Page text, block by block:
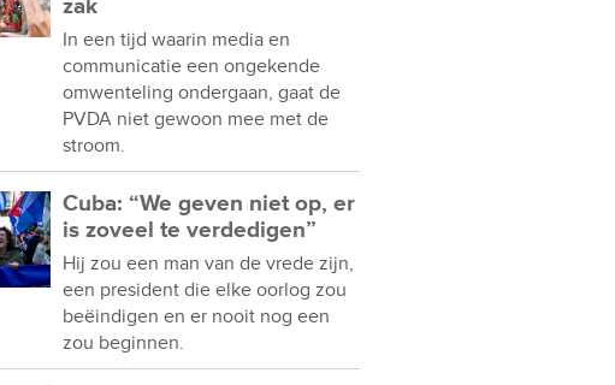
zak
In een tijd waarin media en
communicatie een ongekende
omwenteling ondergaan, gaat de
PVDA niet gewoon mee met de
stroom.
Cuba: “We geven niet op, er
is zoveel te verdedigen”
Hij zou een man van de vrede zijn,
een president die elke oorlog zou
beëindigen en er nooit nog een
zou beginnen.